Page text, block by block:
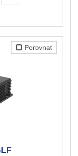
Porovnat